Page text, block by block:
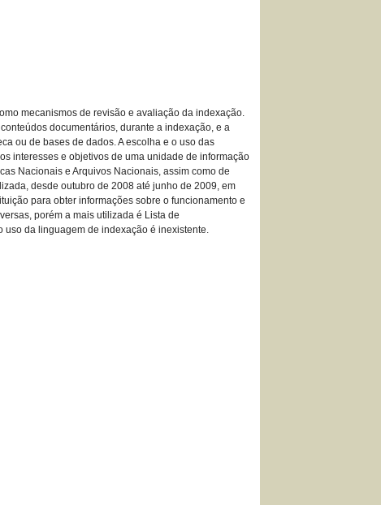
mecanismos de revisão e avaliação da indexação.
documentários, durante a indexação, e a
ou de bases de dados. A escolha e o uso das
interesses e objetivos de uma unidade de informação
Nacionais e Arquivos Nacionais, assim como de
desde outubro de 2008 até junho de 2009, em
para obter informações sobre o funcionamento e
porém a mais utilizada é Lista de
uso da linguagem de indexação é inexistente.